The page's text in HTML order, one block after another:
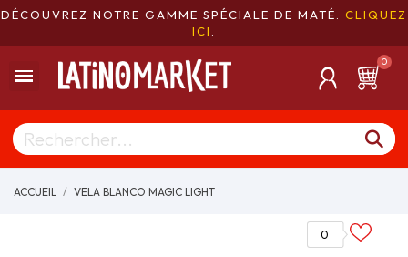
DÉCOUVREZ NOTRE GAMME SPÉCIALE DE MATÉ. CLIQUEZ
ICI
ACCUEIL VELA BLANCO MAGIC LIGHT
0